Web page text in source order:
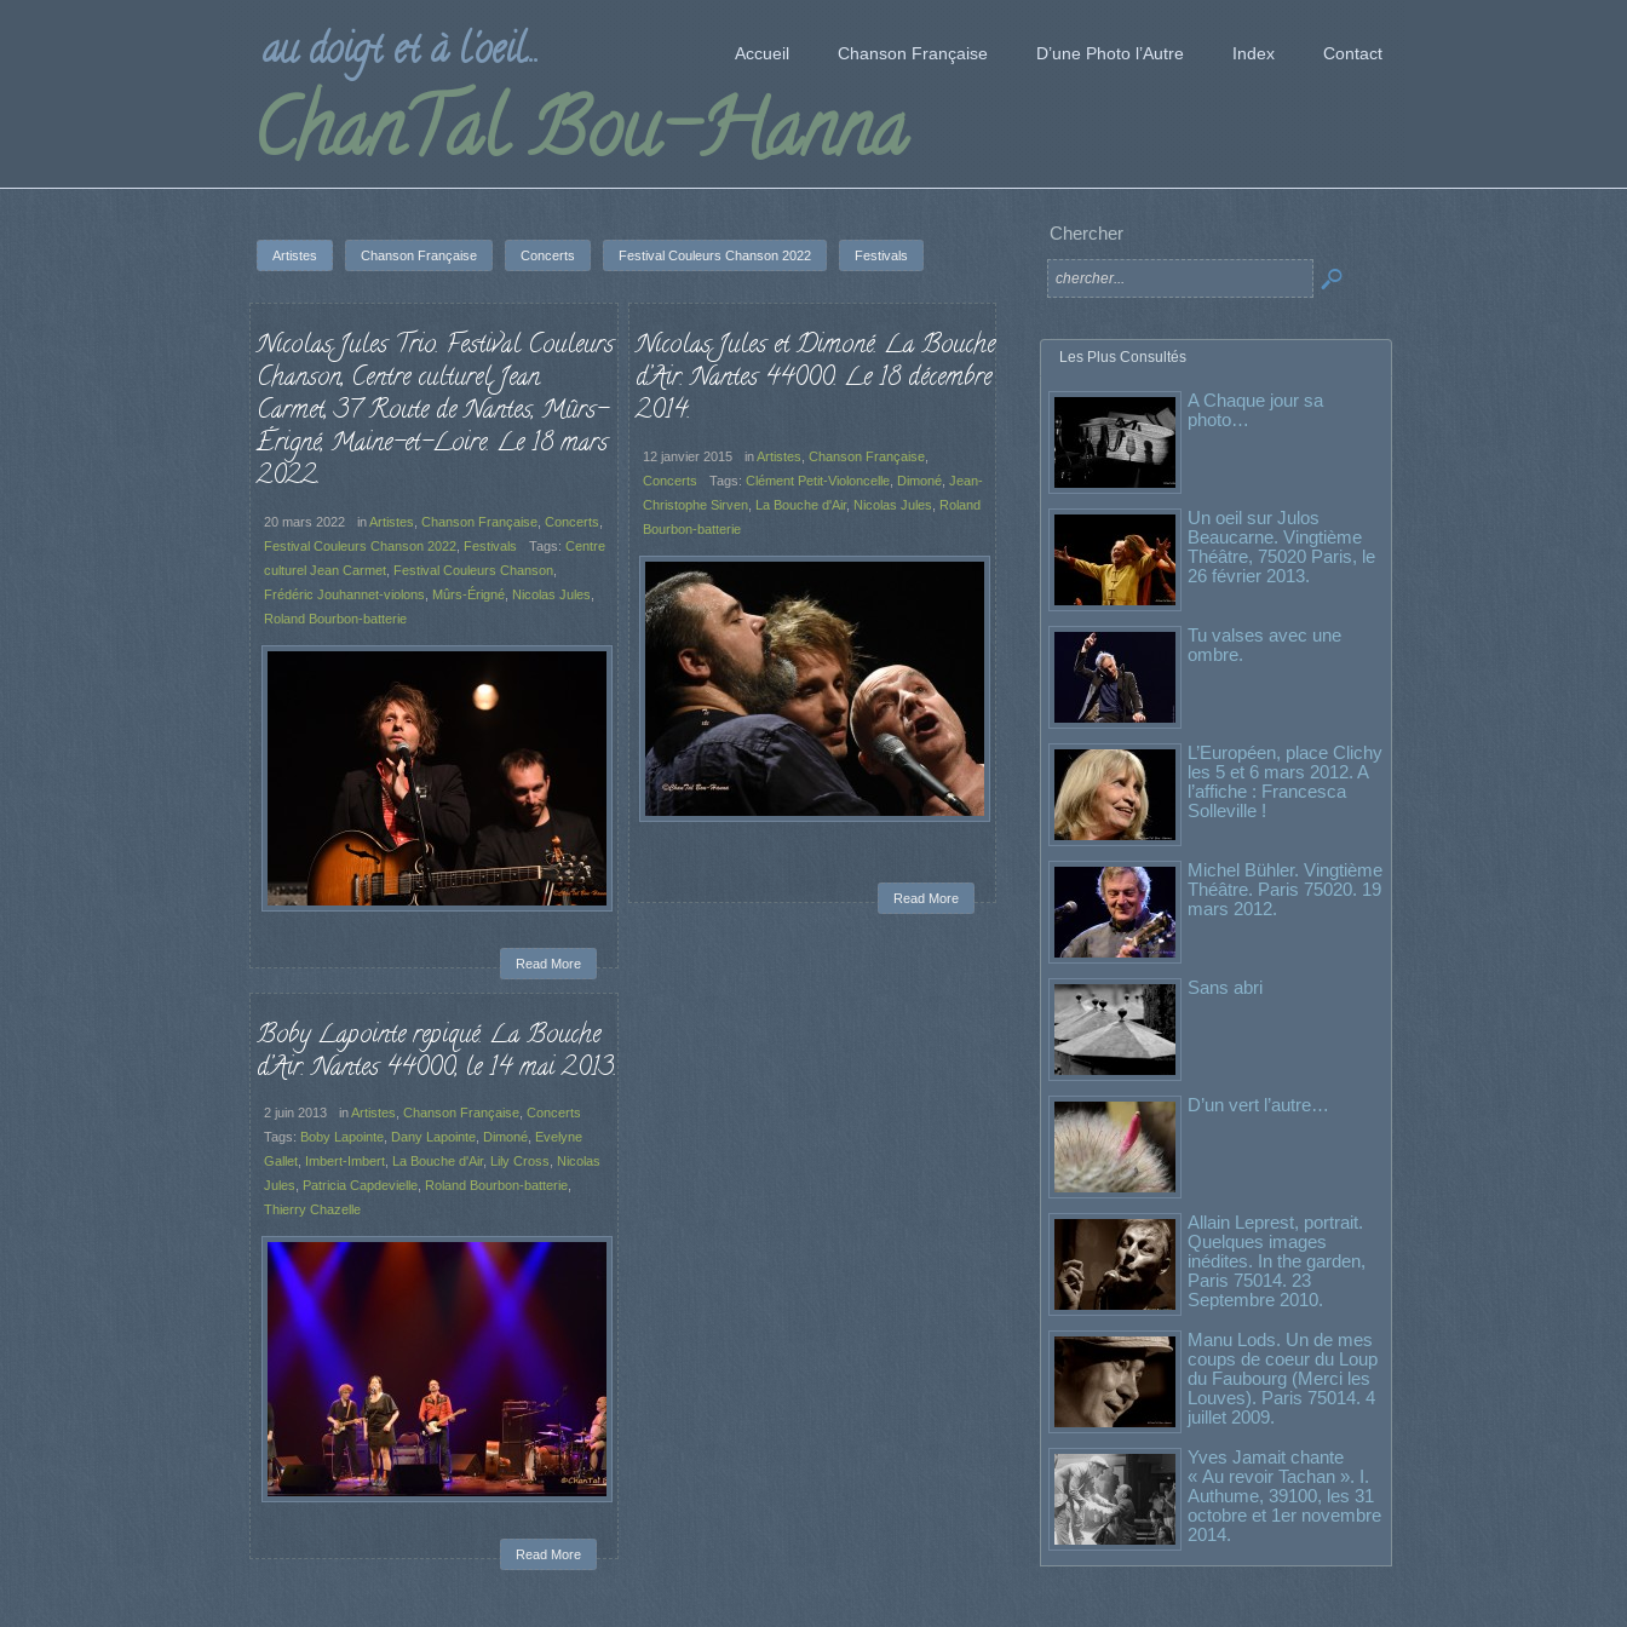
ChanTal Bou-Hanna
au doigt et à l'oeil... Accueil Chanson Française D’une Photo l’Autre Index Contact
Artistes Chanson Française Concerts Festival Couleurs Chanson 2022 Festivals
Nicolas Jules Trio. Festival Couleurs
Chanson, Centre culturel Jean
Carmet, 37 Route de Nantes, Mûrs-
Érigné, Maine-et-Loire. Le 18 mars
2022.
20 mars 2022 inArtistes Chanson Française Concerts
Festival Couleurs Chanson 2022 Festivals Tags: Centre
culturel Jean Carmet Festival Couleurs Chanson
Frédéric Jouhannet-violons
Mûrs-Érigné Nicolas Jules
Roland Bourbon-batterie
Read More
Nicolas Jules et Dimoné. La Bouche
d’Air. Nantes 44000. Le 18 décembre
2014.
12 janvier 2015 inArtistes Chanson Française,
Concerts
Tags: Clément Petit-Violoncelle, Dimoné, Jean-
Christophe Sirven, La Bouche d'Air, Nicolas Jules
Roland
Bourbon-batterie
Read More
Boby Lapointe repiqué. La Bouche
d’Air. Nantes 44000, le 14 mai 2013.
2 juin 2013 inArtistes Chanson Française Concerts
Tags: Boby Lapointe Dany Lapointe Dimoné Evelyne
Gallet Imbert-Imbert La Bouche d'Air, Lily Cross
Nicolas
Jules
Patricia Capdevielle Roland Bourbon-batterie
Thierry Chazelle
Read More
Chercher
Les Plus Consultés
A Chaque jour sa
photo…
Un oeil sur Julos
Beaucarne. Vingtième
Théâtre, 75020 Paris, le
26 février 2013.
Tu valses avec une
ombre.
L’Européen, place Clichy
les 5 et 6 mars 2012. A
l’affiche : Francesca
Solleville !
Michel Bühler. Vingtième
Théâtre. Paris 75020. 19
mars 2012.
Sans abri
D’un vert l’autre…
Allain Leprest, portrait.
Quelques images
inédites. In the garden,
Paris 75014. 23
Septembre 2010.
Manu Lods. Un de mes
coups de coeur du Loup
du Faubourg (Merci les
Louves). Paris 75014. 4
juillet 2009.
Yves Jamait chante
« Au revoir Tachan ». I.
Authume, 39100, les 31
octobre et 1er novembre
2014.